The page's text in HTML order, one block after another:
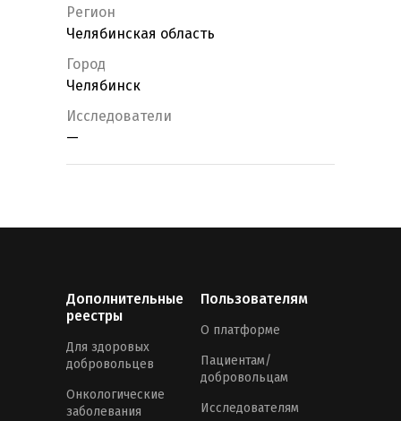
Регион
Челябинская область
Город
Челябинск
Исследователи
—
Дополнительные
реестры
Для здоровых
добровольцев
Онкологические
заболевания
Пользователям
О платформе
Пациентам/
добровольцам
Исследователям